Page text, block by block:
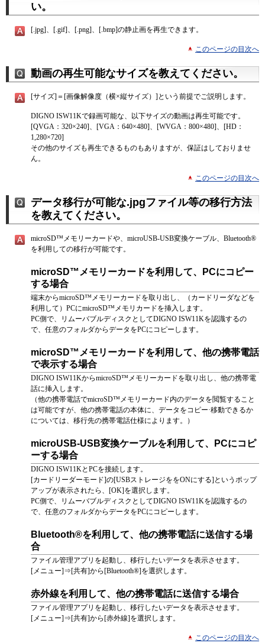
い。
[.jpg]、[.gif]、[.png]、[.bmp]の静止画を再生できます。
このページの目次へ
動画の再生可能なサイズを教えてください。
[サイズ]＝[画像解像度（横×縦サイズ）]という前提でご説明します。
DIGNO ISW11Kで録画可能な、以下サイズの動画は再生可能です。
[QVGA：320×240]、[VGA：640×480]、[WVGA：800×480]、[HD：
1,280×720]
その他のサイズも再生できるものもありますが、保証はしておりませ
ん。
このページの目次へ
データ移行が可能な.jpgファイル等の移行方法
を教えてください。
microSD™メモリーカードや、microUSB-USB変換ケーブル、Bluetooth®
を利用しての移行が可能です。
microSD™メモリーカードを利用して、PCにコピー
する場合
端末からmicroSD™メモリーカードを取り出し、（カードリーダなどを
利用して）PCにmicroSD™メモリカードを挿入します。
PC側で、リムーバブルディスクとしてDIGNO ISW11Kを認識するの
で、任意のフォルダからデータをPCにコピーします。
microSD™メモリーカードを利用して、他の携帯電話
で表示する場合
DIGNO ISW11KからmicroSD™メモリーカードを取り出し、他の携帯電
話に挿入します。
（他の携帯電話でmicroSD™メモリーカード内のデータを閲覧すること
は可能ですが、他の携帯電話の本体に、データをコピー·移動できるか
については、移行先の携帯電話仕様によります。）
microUSB-USB変換ケーブルを利用して、PCにコピ
ーする場合
DIGNO ISW11KとPCを接続します。
[カードリーダーモード]の[USBストレージををONにする]というポップ
アップが表示されたら、[OK]を選択します。
PC側で、リムーバブルディスクとしてDIGNO ISW11Kを認識するの
で、任意のフォルダからデータをPCにコピーします。
Bluetooth®を利用して、他の携帯電話に送信する場
合
ファイル管理アプリを起動し、移行したいデータを表示させます。
[メニュー]⇒[共有]から[Bluetooth®]を選択します。
赤外線を利用して、他の携帯電話に送信する場合
ファイル管理アプリを起動し、移行したいデータを表示させます。
[メニュー]⇒[共有]から[赤外線]を選択します。
このページの目次へ